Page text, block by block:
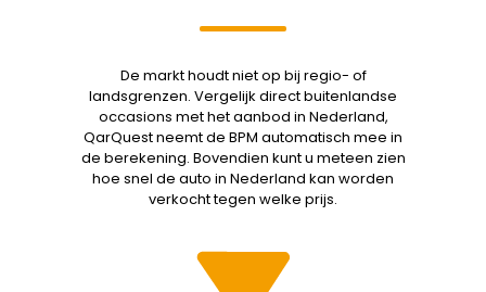
De markt houdt niet op bij regio- of
landsgrenzen. Vergelijk direct buitenlandse
occasions met het aanbod in Nederland,
QarQuest neemt de BPM automatisch mee in
de berekening. Bovendien kunt u meteen zien
hoe snel de auto in Nederland kan worden
verkocht tegen welke prijs.